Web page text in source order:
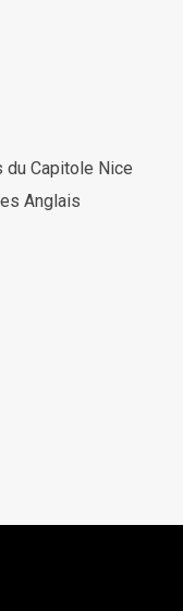
Capitole Nice
Anglais